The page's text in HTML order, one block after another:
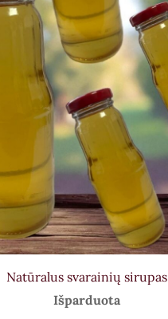
Natūralus svarainių sirupas
Išparduota